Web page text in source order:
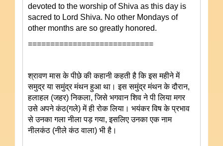
devoted to the worship of Shiva as this day is
sacred to Lord Shiva. No other Mondays of
other months are so greatly honored.
============================
श्रावण मास के पीछे की कहानी कहती है कि इस महीने में
समुद्र या समुंद्र मंथन हुआ था। इस समुंद्र मंथन के दौरान,
हलाहल (जहर) निकला, जिसे भगवान शिव ने पी लिया मगर
उसे अपने कंठ(गले) में ही रोक लिया। भयंकर विष के प्रभाव
से उनका गला नीला पड़ गया, इसलिए उनका एक नाम
नीलकंठ (नीले कंठ वाला) भी है।